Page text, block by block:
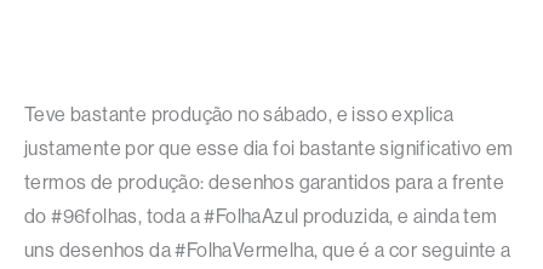
Teve bastante produção no sábado, e isso explica
justamente por que esse dia foi bastante significativo em
termos de produção: desenhos garantidos para a frente
do #96folhas, toda a #FolhaAzul produzida, e ainda tem
uns desenhos da #FolhaVermelha, que é a cor seguinte a